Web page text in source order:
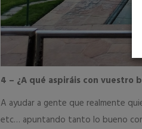
4 – ¿A qué aspiráis con vuestro
A ayudar a gente que realmente
etc… apuntando tanto lo bueno